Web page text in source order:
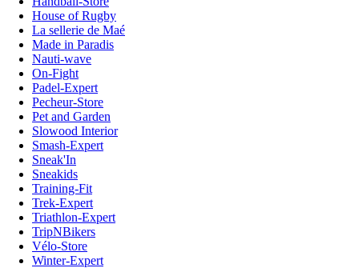
House of Rugby
La sellerie de Maé
Made in Paradis
Nauti-wave
On-Fight
Padel-Expert
Pecheur-Store
Pet and Garden
Slowood Interior
Smash-Expert
Sneak'In
Sneakids
Training-Fit
Trek-Expert
Triathlon-Expert
TripNBikers
Vélo-Store
Winter-Expert